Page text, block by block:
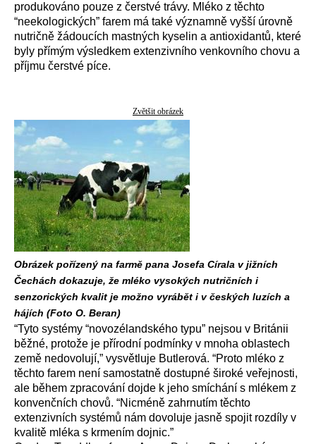
produkováno pouze z čerstvé trávy. Mléko z těchto
“neekologických” farem má také významně vyšší úrovně
nutričně žádoucích mastných kyselin a antioxidantů, které
byly přímým výsledkem extenzivního venkovního chovu a
příjmu čerstvé píce.
Zvětšit obrázek
Obrázek pořízený na farmě pana Josefa Círala v jižních
Čechách dokazuje, že mléko vysokých nutričních i
senzorických kvalit je možno vyrábět i v českých luzích a
hájích (Foto O. Beran)
“Tyto systémy “novozélandského typu” nejsou v Británii
běžné, protože je přírodní podmínky v mnoha oblastech
země nedovolují,” vysvětluje Butlerová. “Proto mléko z
těchto farem není samostatně dostupné široké veřejnosti,
ale během zpracování dojde k jeho smíchání s mlékem z
konvenčních chovů. “Nicméně zahrnutím těchto
extenzivních systémů nám dovoluje jasně spojit rozdíly v
kvalitě mléka s krmením dojnic.”